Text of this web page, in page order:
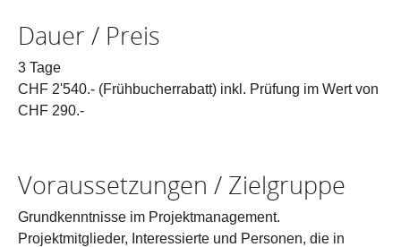
Dauer / Preis
3 Tage
CHF 2'540.- (Frühbucherrabatt) inkl. Prüfung im Wert von
CHF 290.-
Voraussetzungen / Zielgruppe
Grundkenntnisse im Projektmanagement.
Projektmitglieder, Interessierte und Personen, die in